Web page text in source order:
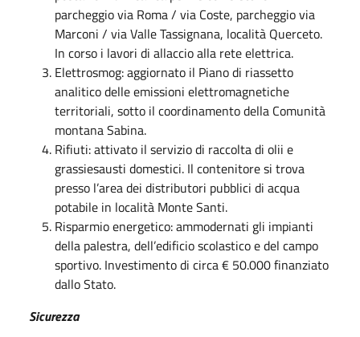
parcheggio via Roma / via Coste, parcheggio via
Marconi / via Valle Tassignana, località Querceto.
In corso i lavori di allaccio alla rete elettrica.
Elettrosmog: aggiornato il Piano di riassetto
analitico delle emissioni elettromagnetiche
territoriali, sotto il coordinamento della Comunità
montana Sabina.
Rifiuti: attivato il servizio di raccolta di olii e
grassiesausti domestici. Il contenitore si trova
presso l’area dei distributori pubblici di acqua
potabile in località Monte Santi.
Risparmio energetico: ammodernati gli impianti
della palestra, dell’edificio scolastico e del campo
sportivo. Investimento di circa € 50.000 finanziato
dallo Stato.
Sicurezza